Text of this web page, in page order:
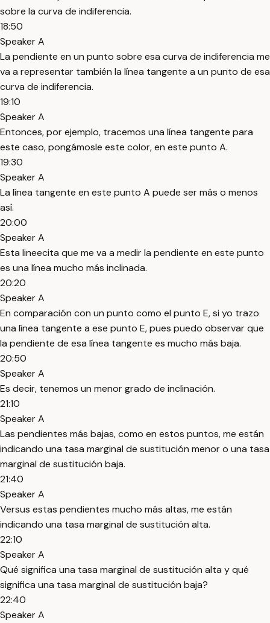
sobre la curva de indiferencia.
18:50
Speaker A
La pendiente en un punto sobre esa curva de indiferencia me
va a representar también la línea tangente a un punto de esa
curva de indiferencia.
19:10
Speaker A
Entonces, por ejemplo, tracemos una línea tangente para
este caso, pongámosle este color, en este punto A.
19:30
Speaker A
La línea tangente en este punto A puede ser más o menos
así.
20:00
Speaker A
Esta lineecita que me va a medir la pendiente en este punto
es una línea mucho más inclinada.
20:20
Speaker A
En comparación con un punto como el punto E, si yo trazo
una línea tangente a ese punto E, pues puedo observar que
la pendiente de esa línea tangente es mucho más baja.
20:50
Speaker A
Es decir, tenemos un menor grado de inclinación.
21:10
Speaker A
Las pendientes más bajas, como en estos puntos, me están
indicando una tasa marginal de sustitución menor o una tasa
marginal de sustitución baja.
21:40
Speaker A
Versus estas pendientes mucho más altas, me están
indicando una tasa marginal de sustitución alta.
22:10
Speaker A
Qué significa una tasa marginal de sustitución alta y qué
significa una tasa marginal de sustitución baja?
22:40
Speaker A